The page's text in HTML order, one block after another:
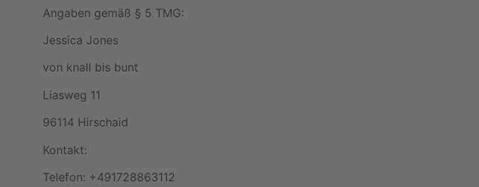
Angaben gemäß § 5 TMG:
Jessica Jones
von knall bis bunt
Liasweg 11
96114 Hirschaid
Kontakt:
Telefon: +491728863112